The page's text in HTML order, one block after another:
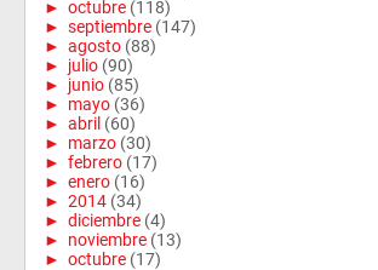
► octubre (118)
► septiembre (147)
► agosto (88)
► julio (90)
► junio (85)
► mayo (36)
► abril (60)
► marzo (30)
► febrero (17)
► enero (16)
► 2014 (34)
► diciembre (4)
► noviembre (13)
► octubre (17)